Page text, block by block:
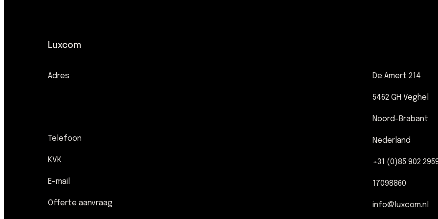
Luxcom
Adres
Telefoon
KVK
E-mail
Offerte aanvraag
De Amert 214
5462 GH Veghel
Noord-Brabant
Nederland
+31 (0)85 902
17098860
info@luxcom.nl